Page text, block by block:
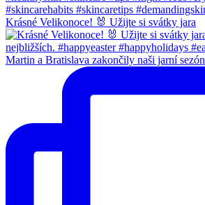
Krásné Velikonoce! 🐰 Užijte si svátky jara
Martin a Bratislava zakončily naši jarní sezón